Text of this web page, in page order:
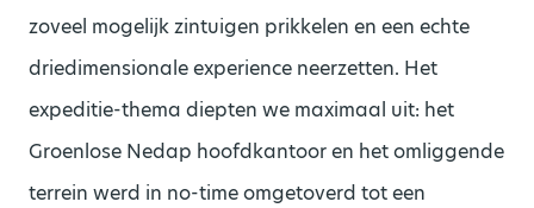
zoveel mogelijk zintuigen prikkelen en een echte
driedimensionaleexperience neerzetten. Het
expeditie-thema diepten we maximaal uit: het
Groenlose Nedap hoofdkantoor en het omliggende
terrein werd in no-time omgetoverd tot een